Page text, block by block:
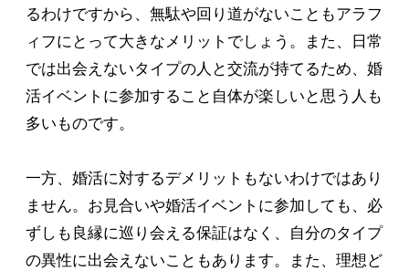
るわけですから、無駄や回り道がないこともアラフ
ィフにとって大きなメリットでしょう。また、日常
では出会えないタイプの人と交流が持てるため、婚
活イベントに参加すること自体が楽しいと思う人も
多いものです。
一方、婚活に対するデメリットもないわけではあり
ません。お見合いや婚活イベントに参加しても、必
ずしも良縁に巡り会える保証はなく、自分のタイプ
の異性に出会えないこともあります。また、理想ど